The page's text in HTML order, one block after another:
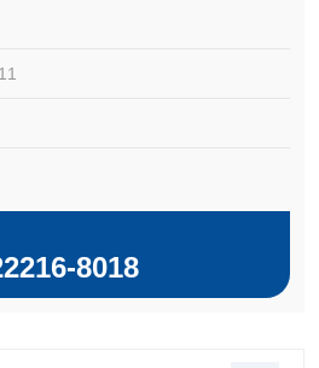
L时会使水产生怪味，导致洗
8018